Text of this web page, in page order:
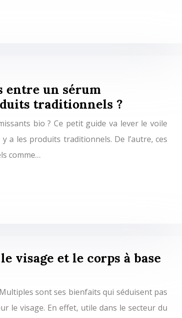
entre un sérum
traditionnels ?
bio ? Ce petit guide va lever le voile
a les produits traditionnels. De l’autre, ces
comme…
visage et le corps à base
sont ses bienfaits qui séduisent pas
le visage. En effet, utile dans le secteur du